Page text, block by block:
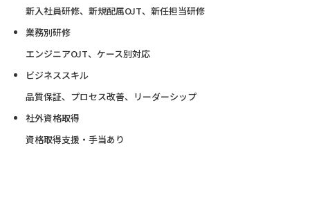
新入社員研修、新規配属OJT、新任担当研修
業務別研修
エンジニアOJT、ケース別対応
ビジネススキル
品質保証、プロセス改善、リーダーシップ
社外資格取得
資格取得支援・手当あり